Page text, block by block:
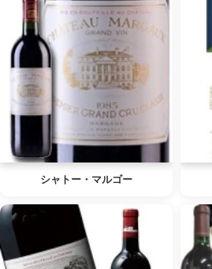
シャトー・マルゴー